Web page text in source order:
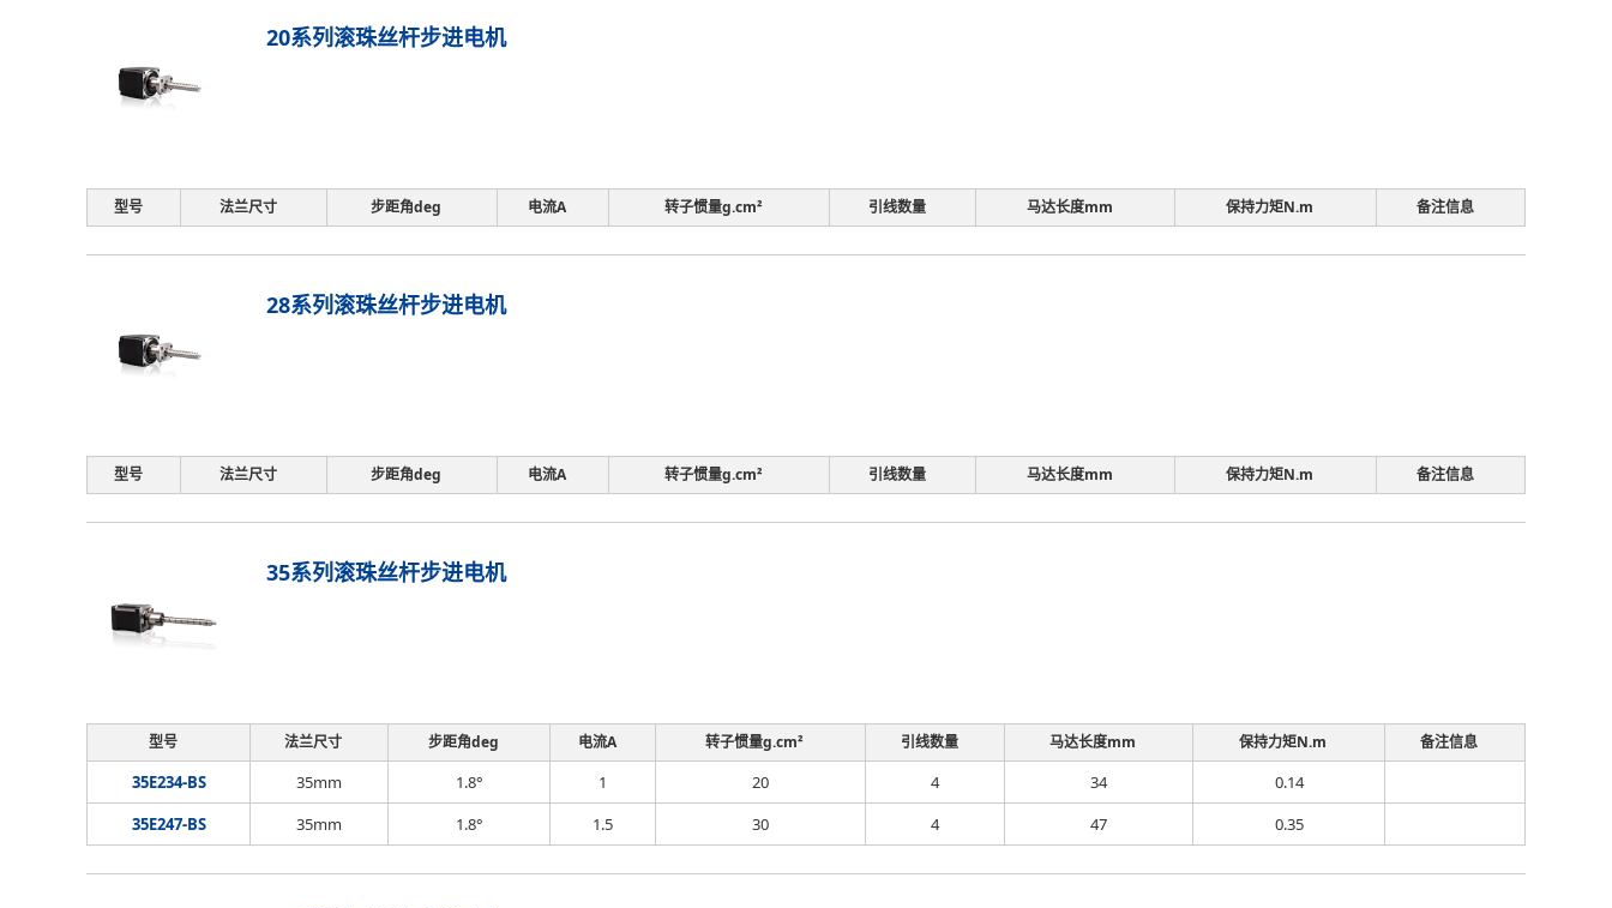
20系列滚珠丝杆步进电机
型号 法兰尺寸 步距角deg 电流A 转子惯量g.cm² 引线数量 马达长度mm 保持力矩N.m 备注信息
28系列滚珠丝杆步进电机
型号 法兰尺寸 步距角deg 电流A 转子惯量g.cm² 引线数量 马达长度mm 保持力矩N.m 备注信息
35系列滚珠丝杆步进电机
型号 法兰尺寸 步距角deg 电流A 转子惯量g.cm² 引线数量 马达长度mm 保持力矩N.m 备注信息
35E234-BS 35mm 1.8° 1 20 4 34
0.14
35E247-BS
35mm 1.8° 1.5 30 4 47 0.35